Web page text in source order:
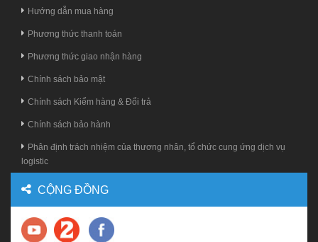
Hướng dẫn mua hàng
Phương thức thanh toán
Phương thức giao nhận hàng
Chính sách bảo mật
Chính sách Kiểm hàng & Đổi trả
Chính sách bảo hành
Phân định trách nhiệm của thương nhân, tổ chức cung ứng dịch vụ
logistic
CỘNG ĐỒNG